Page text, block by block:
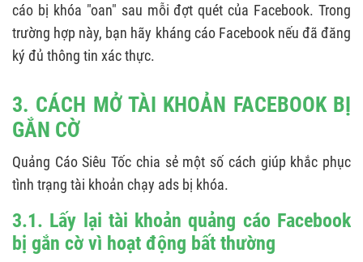
cáo bị khóa "oan" sau mỗi đợt quét của Facebook. Trong
trường hợp này, bạn hãy kháng cáo Facebook nếu đã đăng
ký đủ thông tin xác thực.
3. CÁCH MỞ TÀI KHOẢN FACEBOOK BỊ
GẮN CỜ
Quảng Cáo Siêu Tốc chia sẻ một số cách giúp khắc phục
tình trạng tài khoản chạy ads bị khóa.
3.1. Lấy lại tài khoản quảng cáo Facebook
bị gắn cờ vì hoạt động bất thường